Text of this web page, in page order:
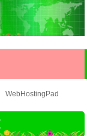
WebHostingPad